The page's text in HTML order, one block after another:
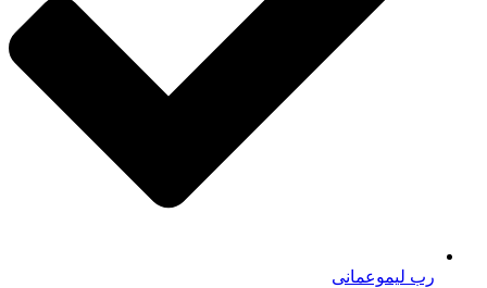
رب لیموعمانی